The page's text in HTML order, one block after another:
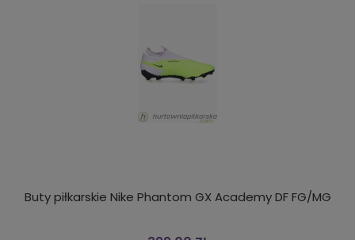
Buty piłkarskie Nike Phantom GX Academy DF FG/MG